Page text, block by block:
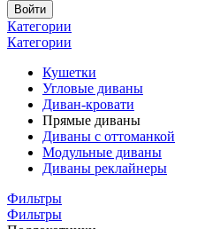
Войти
Категории
Категории
Кушетки
Угловые диваны
Диван-кровати
Прямые диваны
Диваны с оттоманкой
Модульные диваны
Диваны реклайнеры
Фильтры
Фильтры